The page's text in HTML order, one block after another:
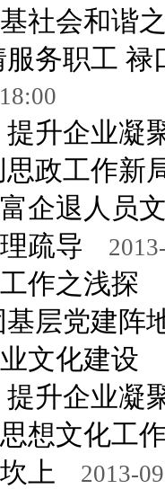
社会和谐
务职工
升企业凝
政工作新
企退人员
疏导
作之浅探
层党建阵
文化建设
升企业凝
想文化工
上
2013-